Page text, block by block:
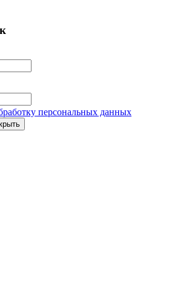
персональных данных